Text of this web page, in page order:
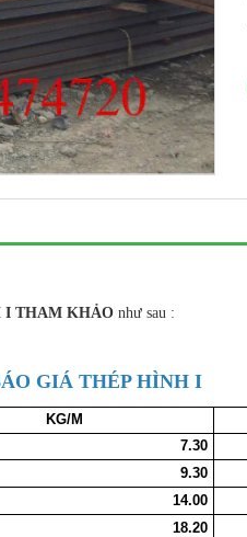
I THAM KHẢO như sau :
GIÁ THÉP HÌNH I
KG/M
7.30
9.30
14.00
18.20